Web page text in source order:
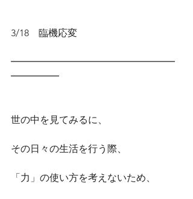
3/18　臨機応変
━━━━━━━━━━━━━━━━━
━━━━━
世の中を見てみるに、
その日々の生活を行う際、
「力」の使い方を考えないため、